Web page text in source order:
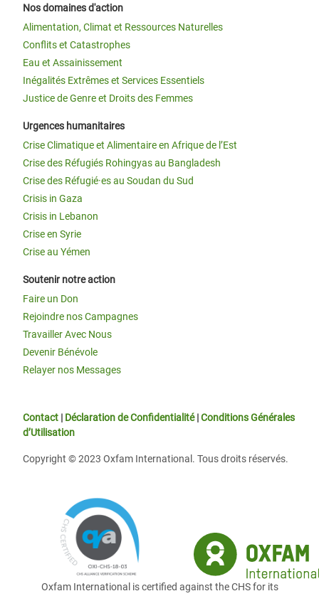
Nos domaines d'action
Alimentation, Climat et Ressources Naturelles
Conflits et Catastrophes
Eau et Assainissement
Inégalités Extrêmes et Services Essentiels
Justice de Genre et Droits des Femmes
Urgences humanitaires
Crise Climatique et Alimentaire en Afrique de l’Est
Crise des Réfugiés Rohingyas au Bangladesh
Crise des Réfugié·es au Soudan du Sud
Crisis in Gaza
Crisis in Lebanon
Crise en Syrie
Crise au Yémen
Soutenir notre action
Faire un Don
Rejoindre nos Campagnes
Travailler Avec Nous
Devenir Bénévole
Relayer nos Messages
Contact | Déclaration de Confidentialité|Conditions Générales
d’Utilisation
Copyright © 2023 Oxfam International. Tous droits réservés.
Oxfam International is certified against the CHS for its